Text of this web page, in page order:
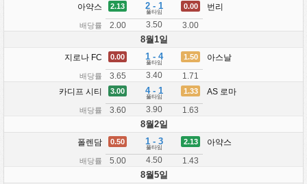
아약스
배당률
2.13
2.00
2 - 1
풀타임
3.50
0.00
3.00
번리
8월1일
지로나 FC
배당률
0.00
3.65
1 - 4
풀타임
3.40
1.50
1.71
아스날
카디프 시티
배당률
3.00
3.60
4 - 1
풀타임
3.90
1.33
1.63
AS 로마
8월2일
폴렌담
배당률
0.50
5.00
1 - 3
풀타임
4.50
2.13
1.43
아약스
8월5일